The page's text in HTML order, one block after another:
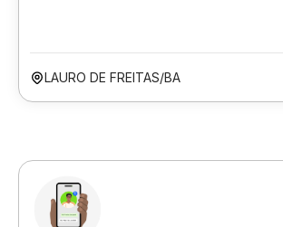
LAURO DE FREITAS/BA